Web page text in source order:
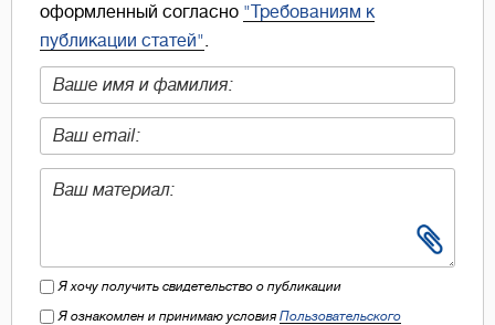
оформленный согласно "Требованиям к
публикации статей"
Я хочу получить свидетельство о публикации
Я ознакомлен и принимаю условия Пользовательского